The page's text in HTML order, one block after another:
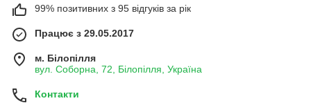
99% позитивних з 95 відгуків за рік
Працює з 29.05.2017
м. Білопілля
вул. Соборна, 72, Білопілля, Україна
Контакти